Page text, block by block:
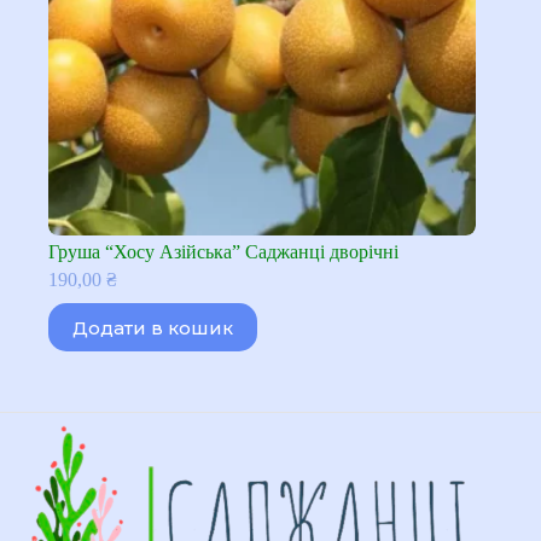
Груша “Хосу Азійська” Саджанці дворічні
190,00 ₴
Додати в кошик